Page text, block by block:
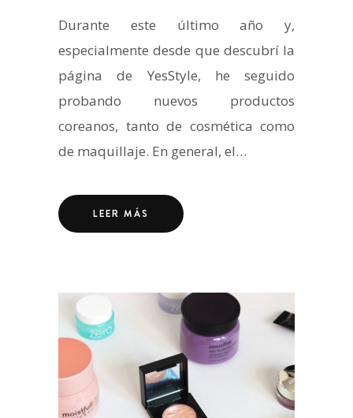
Durante este último año y,
especialmente desde que descubrí la
página de YesStyle, he seguido
probando nuevos productos
coreanos, tanto de cosmética como
de maquillaje. En general, el…
LEER MÁS